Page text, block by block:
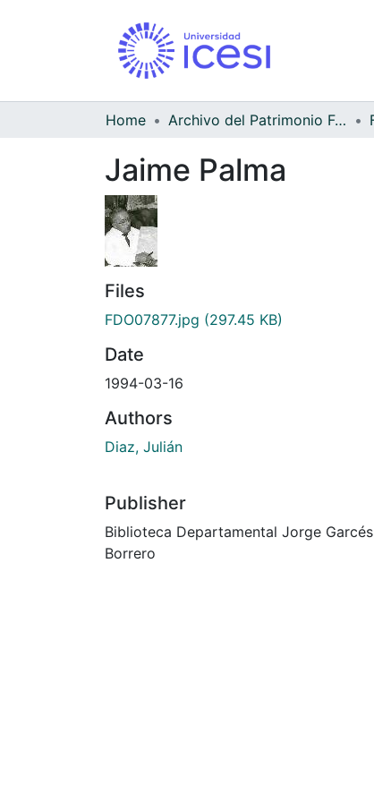
Home Archivo del Patrimonio Fotográfico y Fílmico del Valle del Cauca
Jaime Palma
Files
FDO07877.jpg (297.45 KB)
Date
1994-03-16
Authors
Diaz, Julián
Publisher
Biblioteca Departamental Jorge Garcés
Borrero